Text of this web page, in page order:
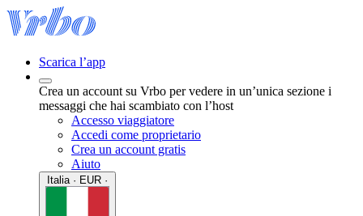
Scarica l’app
Crea un account su Vrbo per vedere in un’unica sezione i
messaggi che hai scambiato con l’host
Accesso viaggiatore
Accedi come proprietario
Crea un account gratis
Aiuto